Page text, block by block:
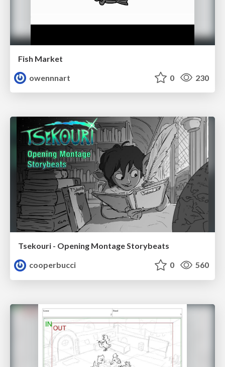
Fish Market
owennnart
0 230
Tsekouri - Opening Montage Storybeats
cooperbucci
0 560